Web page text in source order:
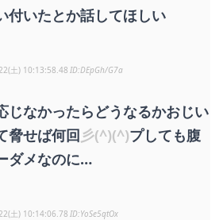
付いたとか話してほしい
土) 10:13:58.48 DEpGh/G7a
じなかったらどうなるかおじい
脅せば何回彡(^)(^)プしても腹
ダメなのに…
土) 10:14:06.78 YoSe5qtOx